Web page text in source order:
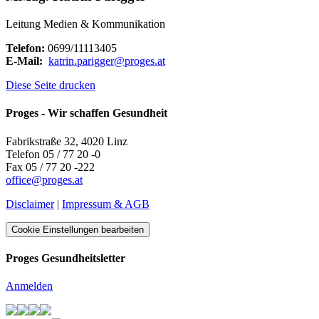
Leitung Medien & Kommunikation
Telefon: 0699/11113405
E-Mail: katrin.parigger@proges.at
Diese Seite drucken
Proges - Wir schaffen Gesundheit
Fabrikstraße 32, 4020 Linz
Telefon 05 / 77 20 -0
Fax 05 / 77 20 -222
office@proges.at
Disclaimer| Impressum & AGB
Cookie Einstellungen bearbeiten
Proges Gesundheitsletter
Anmelden